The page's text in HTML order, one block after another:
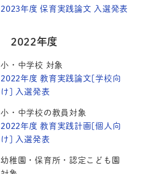
2023年度 保育実践論文 入選発表
2022年度
小・中学校 対象
2022年度 教育実践論文[学校向
け] 入選発表
小・中学校の教員対象
2022年度 教育実践計画[個人向
け] 入選発表
幼稚園・保育所・認定こども園